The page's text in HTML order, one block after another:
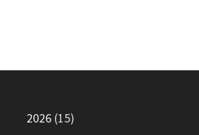
2026 (15)